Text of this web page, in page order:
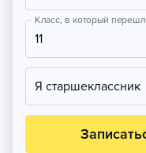
Класс, в который
11
Я старшеклассник